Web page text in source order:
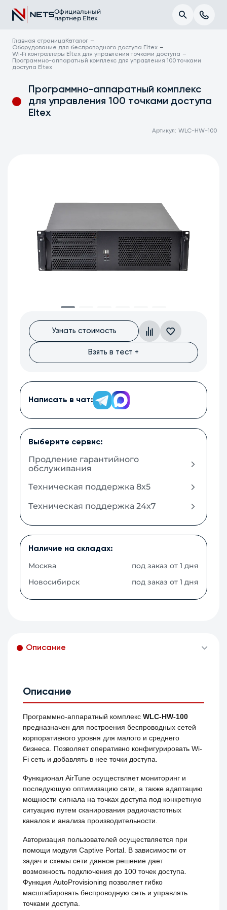
Официальный
партнер Eltex
Главная страница Каталог
Оборудование для беспроводного доступа Eltex
Wi‑Fi контроллеры Eltex для управления точками доступа
Программно-аппаратный комплекс для управления 100 точками
доступа Eltex
Программно-аппаратный комплекс
для управления 100 точками доступа
Eltex
Артикул: WLC-HW-100
Узнать стоимость
Взять в тест +
Написать в чат:
Выберите сервис:
Продление гарантийного
обслуживания
Техническая поддержка 8x5
Техническая поддержка 24x7
Наличие на складах:
Москва
под заказ от 1 дня
Новосибирск
под заказ от 1 дня
Описание
Описание
Программно-аппаратный комплексWLC-HW-100
предназначен для построения беспроводных сетей
корпоративного уровня для малого и среднего
бизнеса. Позволяет оперативно конфигурировать Wi-
Fi сеть и добавлять в нее точки доступа.
Функционал AirTune осуществляет мониторинг и
последующую оптимизацию сети, а также адаптацию
мощности сигнала на точках доступа под конкретную
ситуацию путем сканирования радиочастотных
каналов и анализа производительности.
Авторизация пользователей осуществляется при
помощи модуля Captive Portal. В зависимости от
задач и схемы сети данное решение дает
возможность подключения до 100 точек доступа.
Функция AutoProvisioning позволяет гибко
масштабировать беспроводную сеть и управлять
точками доступа.